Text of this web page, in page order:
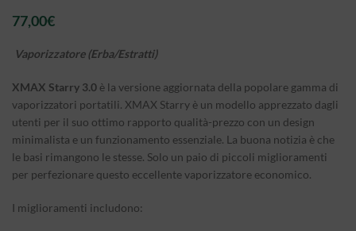
77,00€
Vaporizzatore(Erba/Estratti)
XMAX Starry 3.0 è la versione aggiornata della popolare gamma di
vaporizzatori portatili. XMAX Starry è un modello apprezzato dagli
utenti per il suo ottimo rapporto qualità-prezzo con un design
minimalista e un funzionamento essenziale. La buona notizia è che
le basi rimangono le stesse. Solo un paio di piccoli miglioramenti
per perfezionare questo eccellente vaporizzatore economico.
I miglioramenti includono: